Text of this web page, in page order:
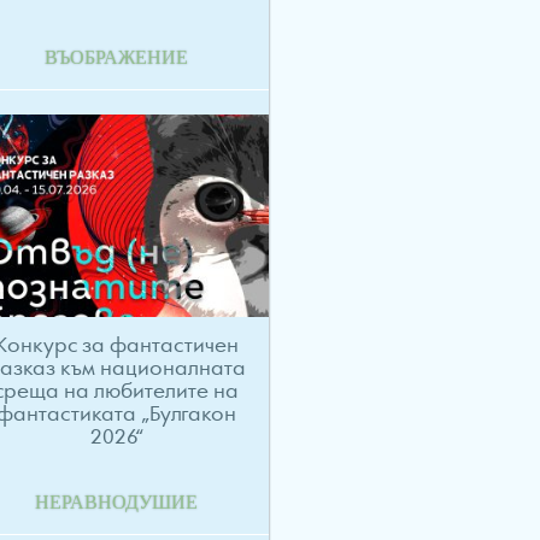
ВЪОБРАЖЕНИЕ
за фантастичен
към националната
на любителите на
„Булгакон
2026“
НЕРАВНОДУШИЕ